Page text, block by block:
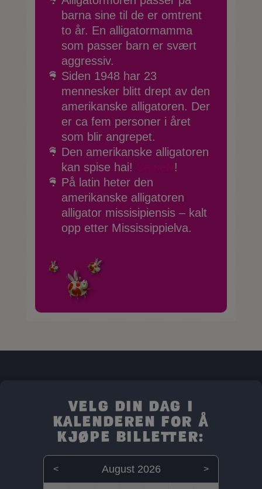
barna sine til de er omtrent
to år. En alligatormamma
som passer barn er svært
aggressiv.
Siden 1948 har 23
mennesker blitt drept av den
amerikanske alligatoren. Der
er ca fem personer i året
som blir angrepet.
Den amerikanske alligatoren
kan spise hai!
!
På latin heter den
amerikanske alligatoren
alligator missisipiensis – kalt
opp etter Mississippielva.
Velg din dag i
kalenderen for å
kjøpe billetter:
< August 2026 >